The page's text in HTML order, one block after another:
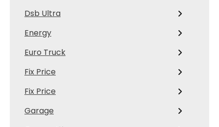
Dsb Ultra
Energy
Euro Truck
Fix Price
Fix Price
Garage